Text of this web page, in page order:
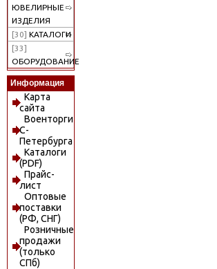
ЮВЕЛИРНЫЕ
ИЗДЕЛИЯ
[30] КАТАЛОГИ
[33]
ОБОРУДОВАНИЕ
Информация
Карта
сайта
Военторги
С-
Петербурга
Каталоги
(PDF)
Прайс-
лист
Оптовые
поставки
(РФ, СНГ)
Розничные
продажи
(только
СПб)